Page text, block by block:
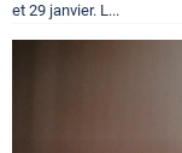
et 29 janvier. L...